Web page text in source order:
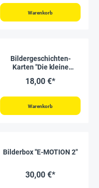
Warenkorb
Bildergeschichten-
Karten "Die kleine
18,00 €*
Warenkorb
Bilderbox "E-MOTION 2"
30,00 €*